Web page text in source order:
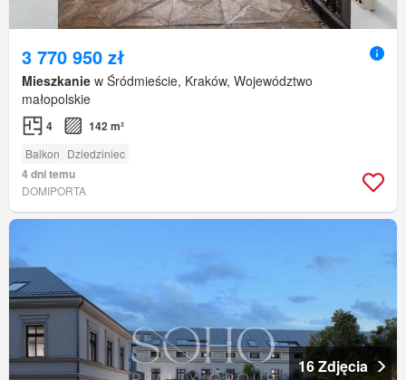
3 770 950 zł
Mieszkanie w Śródmieście, Kraków, Województwo
małopolskie
4 142 m²
Balkon Dziedziniec
4 dni temu
DOMIPORTA
16 Zdjęcia